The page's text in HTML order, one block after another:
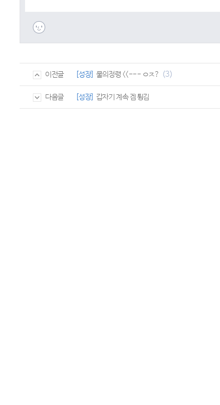
이전글 [성장] 물의정령 <<--- ㅇㅈ? (3)
다음글 [성장] 갑자기 계속 겜 튕김